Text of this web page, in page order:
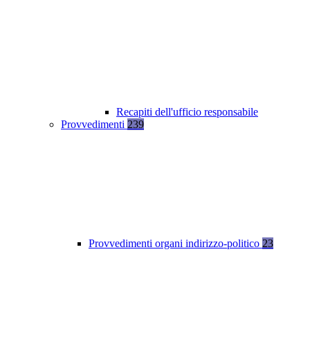
Recapiti dell'ufficio responsabile
Provvedimenti 239
Provvedimenti organi indirizzo-politico 23